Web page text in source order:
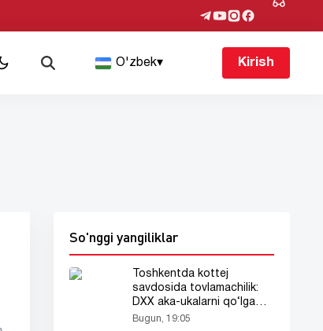
O'zbek▾ Kirish
So'nggi yangiliklar
Toshkentda kottej
savdosida tovlamachilik:
DXX aka-ukalarni qo‘lga
oldi
Bugun, 19:05